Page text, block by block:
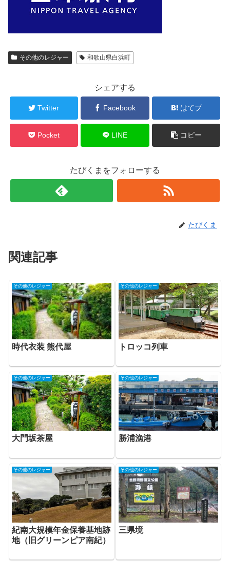
その他のレジャー 和歌山県白浜町
シェアする
Twitter Facebook はてブ
Pocket LINE コピー
たびくまをフォローする
たびくま
関連記事
その他のレジャー
時代衣装 熊代屋
その他のレジャー
トロッコ列車
その他のレジャー
大門坂茶屋
その他のレジャー
勝浦漁港
その他のレジャー
紀南大規模年金保養基地跡
地（旧グリーンピア南紀）
その他のレジャー
三県境